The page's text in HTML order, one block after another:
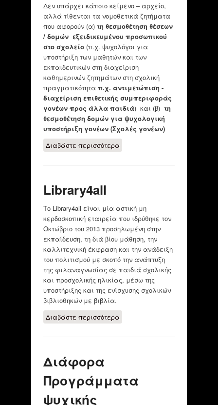
Δεν υπάρχει κάποιο κείμενο – αρχείο,
αλλά τίθενται τα νομοθετικά ζητήματα
που αφορούν (α)τη θεσμοθέτηση θέσεων
/ δομών εξειδικευμένου προσωπικού
στο σχολείο(π.χ. ψυχολόγοι για
υποστήριξη των μαθητών και των
εκπαιδευτικών στη διαχείριση
καθημερινών ζητημάτων στη σχολική
πραγματικότητα π.χ. αντιμετώπιση -
διαχείριση επιθετικής συμπεριφοράς
γονέων προς άλλα παιδιά) και (β) τη
θεσμοθέτηση δομών για ψυχολογική
υποστήριξη γονέων (Σχολές γονέων)
Διαβάστε περισσότεραγια Νομοθετικά
υποστηρικτικών
Library4all
Το Library4all είναι μία αστική μη
κερδοσκοπική εταιρεία που ιδρύθηκε τον
Οκτώβριο του 2013 προσηλωμένη στην
εκπαίδευση, τη διά βίου μάθηση, την
καλλιτεχνική έκφραση και την ανάδειξη
του πολιτισμού με σκοπό την ανάπτυξη
της φιλαναγνωσίας σε παιδιά σχολικής
και προσχολικής ηλικίας, μέσω της
υποστήριξης και της ενίσχυσης σχολικών
βιβλιοθηκών με βιβλία.
Διαβάστε περισσότεραγια Library4all
Διάφορα
Προγράμματα
ψυχικής